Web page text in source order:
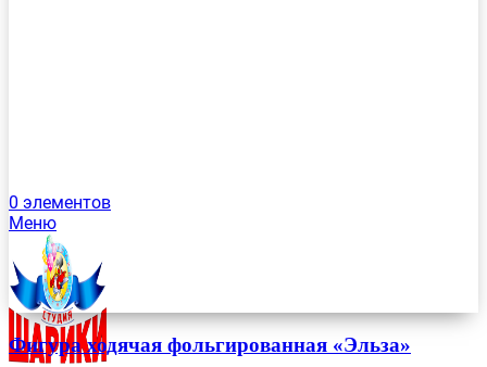
0 элементов
Меню
Фигура ходячая фольгированная «Эльза»